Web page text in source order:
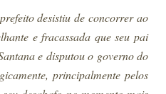
desistiu de concorrer ao
e fracassada que seu pai
e disputou o governo do
principalmente pelos